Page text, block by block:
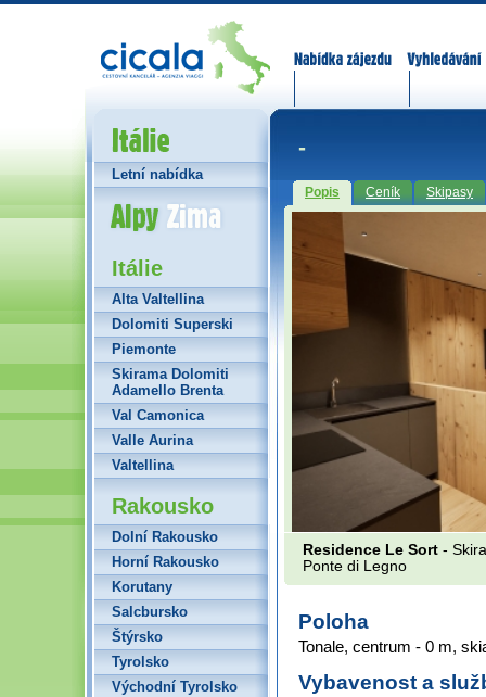
-
Popis Ceník Skipasy
Residence Le Sort -
Ponte di Legno
Poloha
Tonale, centrum - 0 m,
Vybavenost a
Itálie
Letní nabídka
Alpy Zima
Itálie
Alta Valtellina
Dolomiti Superski
Piemonte
Skirama Dolomiti
Adamello Brenta
Val Camonica
Valle Aurina
Valtellina
Rakousko
Dolní Rakousko
Horní Rakousko
Korutany
Salcbursko
Štýrsko
Tyrolsko
Východní Tyrolsko